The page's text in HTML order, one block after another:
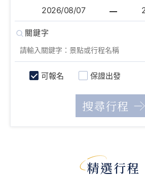
可報名 保證出發
精選行程